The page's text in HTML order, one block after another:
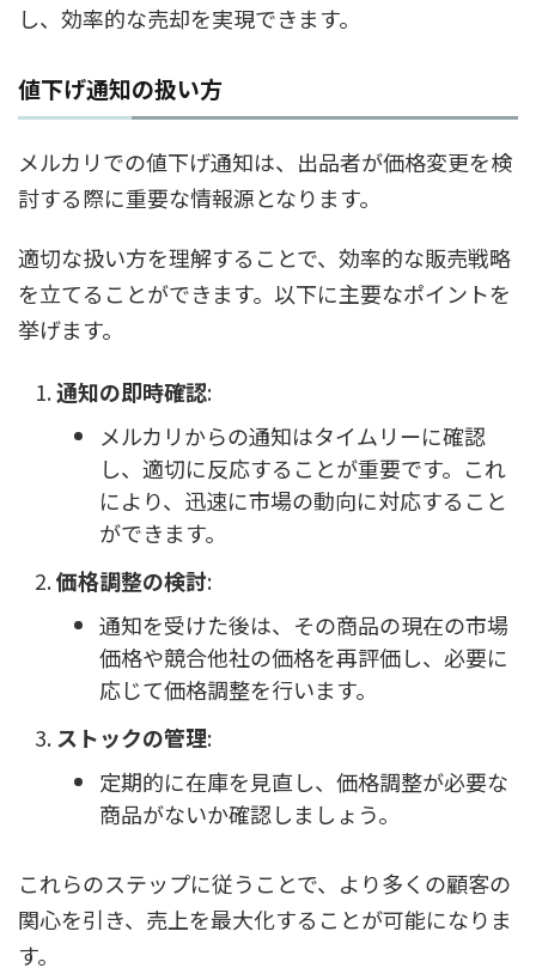
し、効率的な売却を実現できます。
値下げ通知の扱い方
メルカリでの値下げ通知は、出品者が価格変更を検
討する際に重要な情報源となります。
適切な扱い方を理解することで、効率的な販売戦略
を立てることができます。以下に主要なポイントを
挙げます。
通知の即時確認:
メルカリからの通知はタイムリーに確認
し、適切に反応することが重要です。これ
により、迅速に市場の動向に対応すること
ができます。
価格調整の検討:
通知を受けた後は、その商品の現在の市場
価格や競合他社の価格を再評価し、必要に
応じて価格調整を行います。
ストックの管理:
定期的に在庫を見直し、価格調整が必要な
商品がないか確認しましょう。
これらのステップに従うことで、より多くの顧客の
関心を引き、売上を最大化することが可能になりま
す。